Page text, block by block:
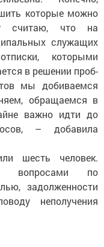
которые можно
считаю, что на
служащих
которыми
в решении проб­
мы добиваемся
обращаемся в
важно идти до
– добавила
шесть человек.
вопросами по
задолженности
неполучения